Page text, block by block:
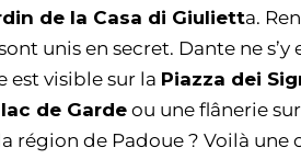
de la Casa di Giulietta.
unis en secret. Dante ne
est visible sur la Piazza dei
lac de Garde ou une flânerie
région de Padoue ? Voilà